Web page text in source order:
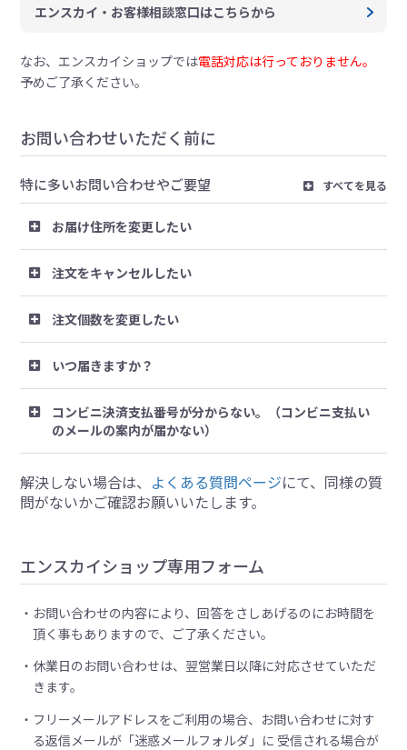
エンスカイ・お客様相談窓口はこちらから
なお、エンスカイショップでは電話対応は行っておりません。
予めご了承ください。
お問い合わせいただく前に
特に多いお問い合わせやご要望 すべてを見る
お届け住所を変更したい
注文をキャンセルしたい
注文個数を変更したい
いつ届きますか？
コンビニ決済支払番号が分からない。（コンビニ支払い
のメールの案内が届かない）
解決しない場合は、 よくある質問ページにて、同様の質
問がないかご確認お願いいたします。
エンスカイショップ専用フォーム
お問い合わせの内容により、回答をさしあげるのにお時間を
頂く事もありますので、ご了承ください。
休業日のお問い合わせは、翌営業日以降に対応させていただ
きます。
フリーメールアドレスをご利用の場合、お問い合わせに対す
る返信メールが「迷惑メールフォルダ」に 受信される場合が